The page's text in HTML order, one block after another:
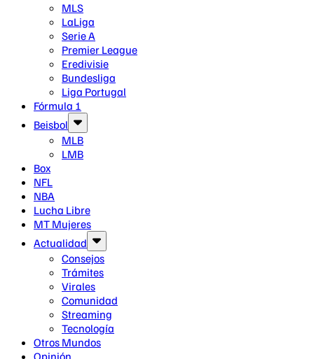
MLS
LaLiga
Serie A
Premier League
Eredivisie
Bundesliga
Liga Portugal
Fórmula 1
Beisbol
MLB
LMB
Box
NFL
NBA
Lucha Libre
MT Mujeres
Actualidad
Consejos
Trámites
Virales
Comunidad
Streaming
Tecnología
Otros Mundos
Opinión